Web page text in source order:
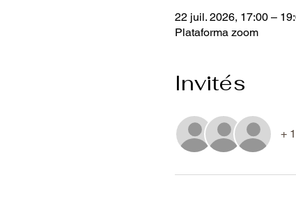
22 juil. 2026, 17:00 –
Plataforma zoom
Invités
+